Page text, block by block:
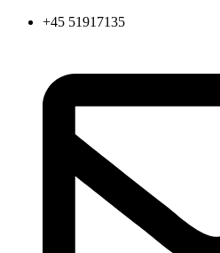
Videre+45 51917135